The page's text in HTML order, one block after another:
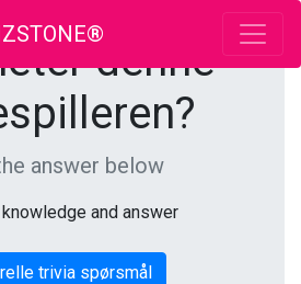
denne
answer below
and answer
trivia spørsmål